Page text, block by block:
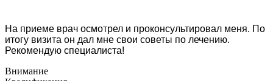
На приеме врач осмотрел и проконсультировал меня. По
итогу визита он дал мне свои советы по лечению.
Рекомендую специалиста!
Внимание